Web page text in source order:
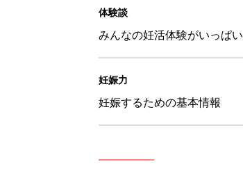
体験談
みんなの妊活体験がいっぱい
妊娠力
妊娠するための基本情報